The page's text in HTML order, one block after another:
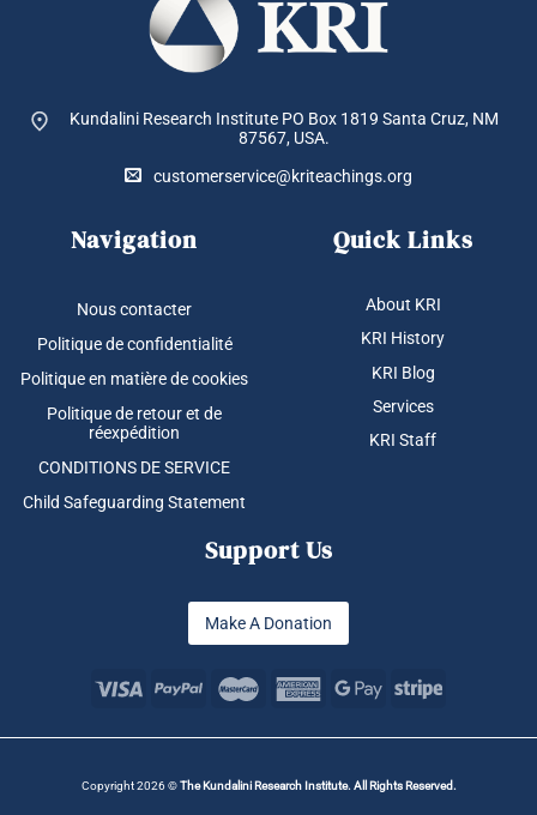
Kundalini Research Institute PO Box 1819 Santa Cruz, NM
87567, USA.
customerservice@kriteachings.org
Navigation
Nous contacter
Politique de confidentialité
Politique en matière de cookies
Politique de retour et de
réexpédition
CONDITIONS DE SERVICE
Child Safeguarding Statement
Quick Links
About KRI
KRI History
KRI Blog
Services
KRI Staff
Support Us
Make A Donation
Copyright 2026 ©The Kundalini Research Institute. All Rights Reserved.